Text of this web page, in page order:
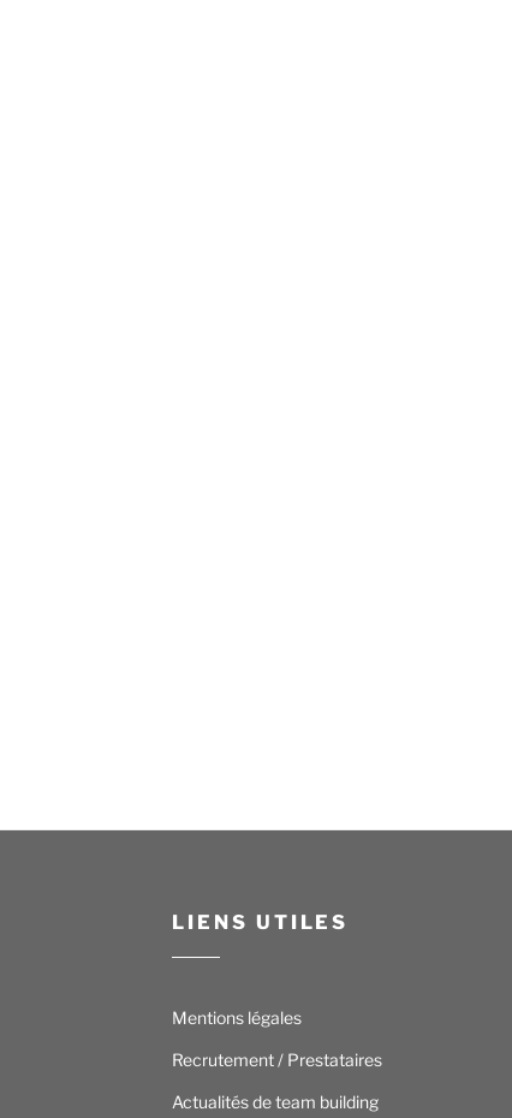
LIENS UTILES
Mentions légales
Recrutement / Prestataires
Actualités de team building